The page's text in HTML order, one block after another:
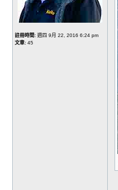
註冊時間: 週四 9月 22, 2016 6:24 pm
文章: 45